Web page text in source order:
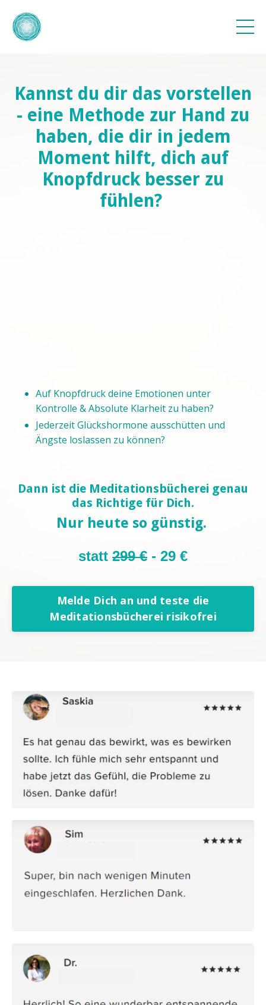
Kannst du dir das vorstellen
- eine Methode zur Hand zu
haben, die dir in jedem
Moment hilft, dich auf
Knopfdruck besser zu
fühlen?
Auf Knopfdruck deine Emotionen unter
Kontrolle & Absolute Klarheit zu haben?
Jederzeit Glückshormone ausschütten und
Ängste loslassen zu können?
Dann ist die Meditationsbücherei genau
das Richtige für Dich.
Nur heute so günstig.
statt 299 € - 29 €
Melde Dich an und teste die
Meditationsbücherei risikofrei